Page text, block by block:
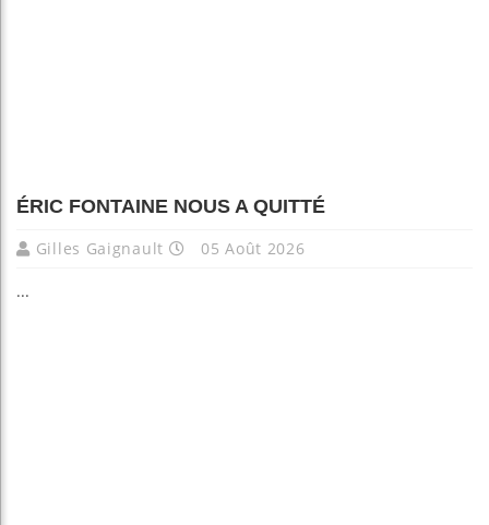
ÉRIC FONTAINE NOUS A QUITTÉ
Gilles Gaignault 05 Août 2026
...